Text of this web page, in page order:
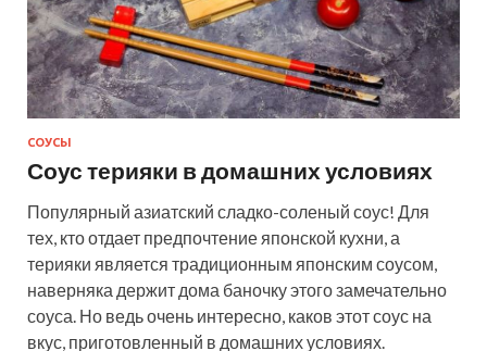
СОУСЫ
Соус терияки в домашних условиях
Популярный азиатский сладко-соленый соус! Для
тех, кто отдает предпочтение японской кухни, а
терияки является традиционным японским соусом,
наверняка держит дома баночку этого замечательно
соуса. Но ведь очень интересно, каков этот соус на
вкус, приготовленный в домашних условиях.